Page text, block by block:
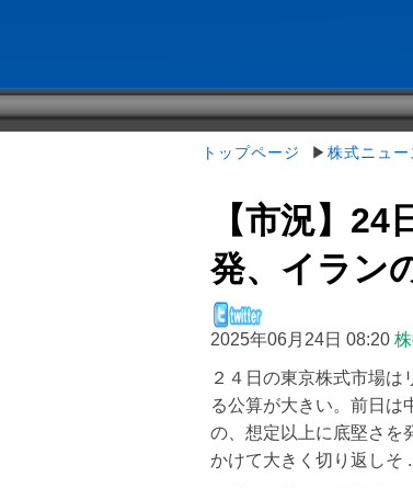
トップページ ▶ 株式ニュー
【市況】
発、イラン
2025年06月24日 08:20
２４日の東京株式市場
る公算が大きい。前日は
の、想定以上に底堅さを
かけて大きく切り返しそ